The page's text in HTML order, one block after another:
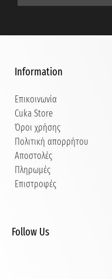
Information
Επικοινωνία
Cuka Store
Όροι χρήσης
Πολιτική απορρήτου
Αποστολές
Πληρωμές
Επιστροφές
Follow Us